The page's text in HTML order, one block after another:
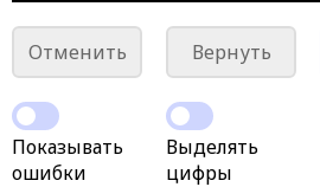
Отменить Вернуть
Показывать
ошибки
Выделять
цифры